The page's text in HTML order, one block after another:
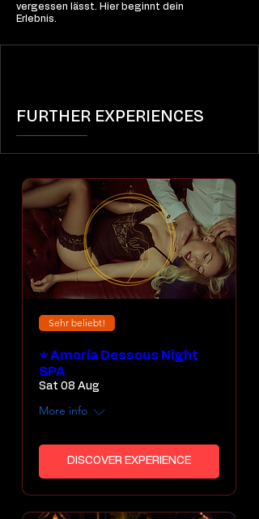
vergessen lässt. Hier beginnt dein
Erlebnis.
FURTHER EXPERIENCES
Sehr beliebt!
⭐ Amoria Dessous Night
SPA
Sat 08 Aug
More info
DISCOVER EXPERIENCE